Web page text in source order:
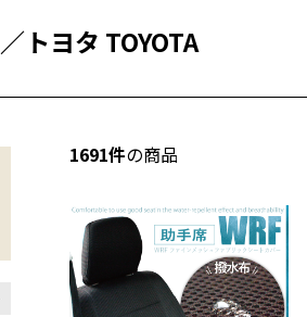
／ トヨタ TOYOTA
1691件の商品